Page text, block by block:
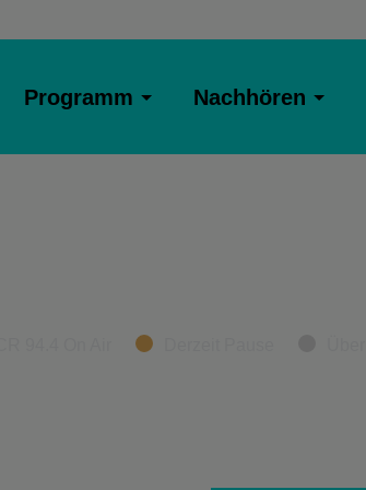
Programm Nachhören